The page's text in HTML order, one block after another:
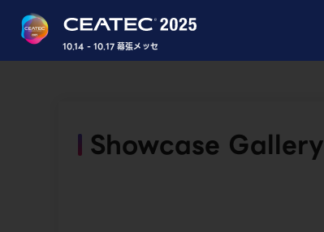
10.14 - 10.17 幕張メッセ
Showcase Gallery